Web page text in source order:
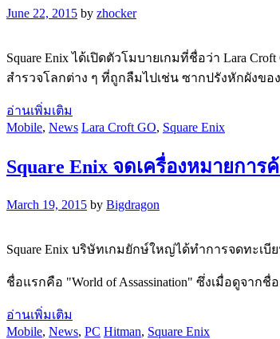
June 22, 2015 by zhocker
Square Enix ได้เปิดตัวโมบายเกมที่ชื่อว่า Lara
สำรวจโลกต่าง ๆ ที่ถูกลืมไปเช่น ซากปรังหักผังข
อ่านเพิ่มเติม
Mobile, News Lara Croft GO, Square Enix
Square Enix จดเครื่องหมายการ
March 19, 2015 by Bigdragon
Square Enix บริษัทเกมยักษ์ใหญ่ได้ทำการจดทะเ
ชื่อแรกคือ "World of Assassination" ซึ่งเมื่อดูจ
อ่านเพิ่มเติม
Mobile, News, PC Hitman, Square Enix